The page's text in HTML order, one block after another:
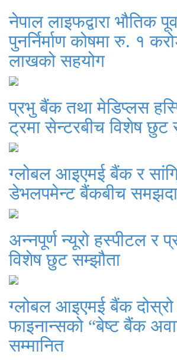
नेपाल लाइफद्वारा भौतिक
पुनर्निर्माण कोषमा रु. १
लाखको सहयोग
प्रभु बैंक तथा मेडिप्लस
ट्रमा सेन्टरबीच विशेष छुट
ग्लोबल आइएमई बैंक र
डेभलपमेन्ट बैंकबीच
अन्नपूर्ण न्यूरो हस्पीटल र
विशेष छुट सम्झौता
ग्लोबल आइएमई बैंक
फाइनान्सको “बेष्ट बैंक
सम्मानित